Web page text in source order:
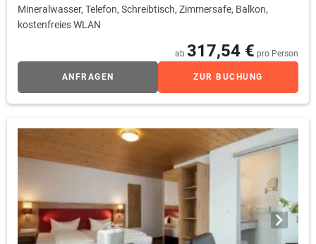
Mineralwasser, Telefon, Schreibtisch, Zimmersafe, Balkon,
kostenfreies WLAN
ab 317,54 € pro Person
ANFRAGEN ZUR BUCHUNG